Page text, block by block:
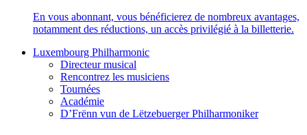
En vous abonnant, vous bénéficierez de nombreux avantages,
notamment des réductions, un accès privilégié à la billetterie.
Luxembourg Philharmonic
Directeur musical
Rencontrez les musiciens
Tournées
Académie
D’Frënn vun de Lëtzebuerger Philharmoniker